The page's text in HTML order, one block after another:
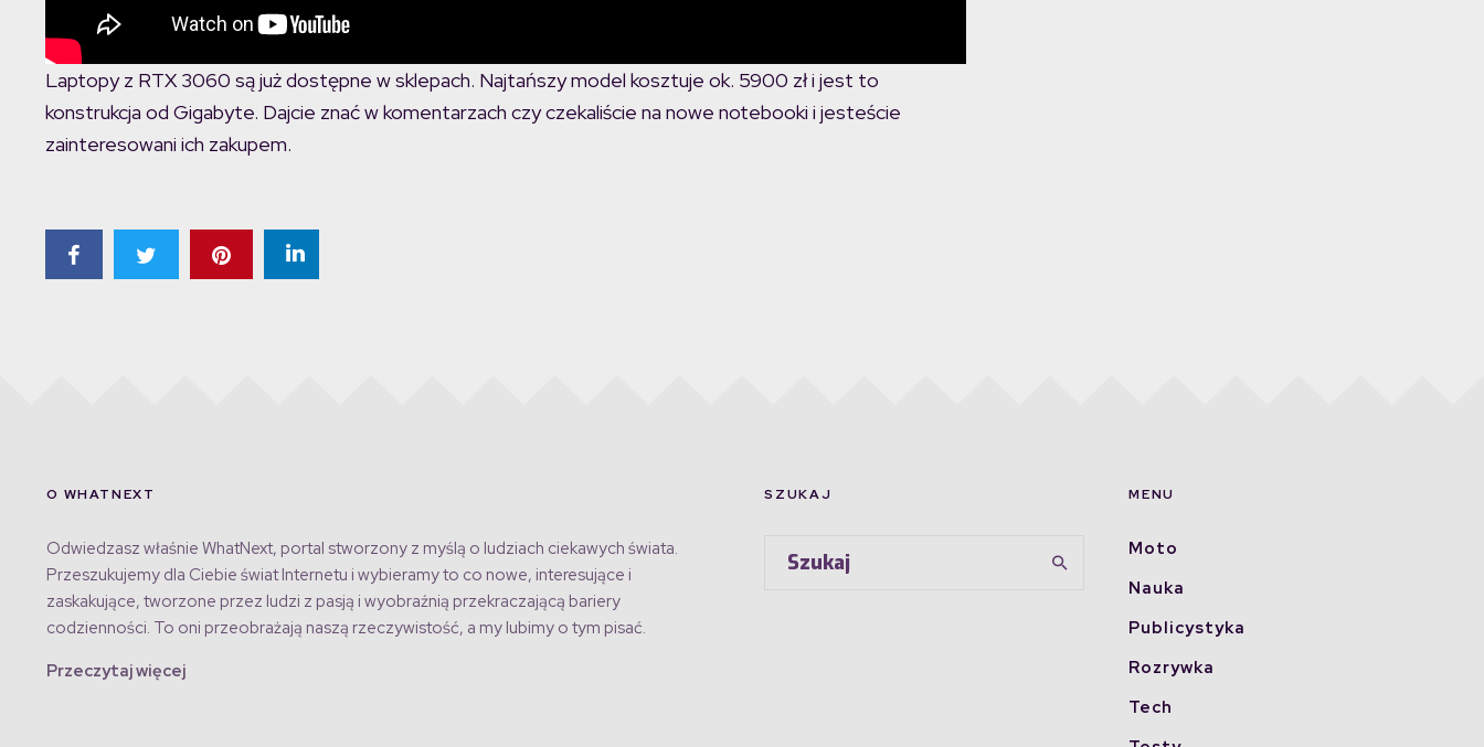
Laptopy z RTX 3060 są już dostępne w sklepach. Najtańszy model kosztuje ok. 5900 zł i jest to
konstrukcja od Gigabyte. Dajcie znać w komentarzach czy czekaliście na nowe notebooki i jesteście
zainteresowani ich zakupem.
O WHATNEXT
Odwiedzasz właśnie WhatNext, portal stworzony z myślą o ludziach ciekawych świata.
Przeszukujemy dla Ciebie świat Internetu i wybieramy to co nowe, interesujące i
zaskakujące, tworzone przez ludzi z pasją i wyobraźnią przekraczającą bariery
codzienności. To oni przeobrażają naszą rzeczywistość, a my lubimy o tym pisać.
Przeczytaj więcej
SZUKAJ MENU
Moto
Nauka
Publicystyka
Rozrywka
Tech